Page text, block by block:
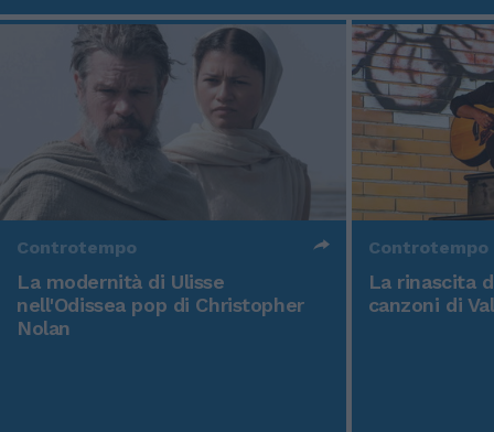
Controtempo
La modernità di Ulisse
nell'Odissea pop di Christopher
Nolan
Controtempo
La rinascita
canzoni di